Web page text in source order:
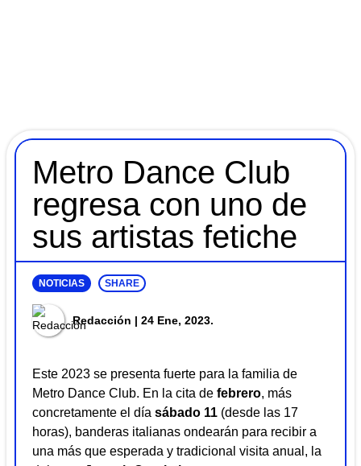
Metro Dance Club
regresa con uno de
sus artistas fetiche
NOTICIAS SHARE
Redacción | 24 Ene, 2023.
Este 2023 se presenta fuerte para la familia de
Metro Dance Club. En la cita de febrero, más
concretamente el día sábado 11 (desde las 17
horas), banderas italianas ondearán para recibir a
una más que esperada y tradicional visita anual, la